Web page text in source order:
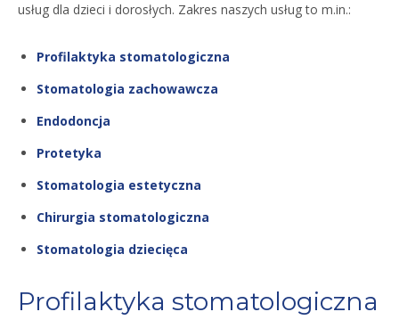
usług dla dzieci i dorosłych. Zakres naszych usług to m.in.:
Profilaktyka stomatologiczna
Stomatologia zachowawcza
Endodoncja
Protetyka
Stomatologia estetyczna
Chirurgia stomatologiczna
Stomatologia dziecięca
Profilaktyka stomatologiczna